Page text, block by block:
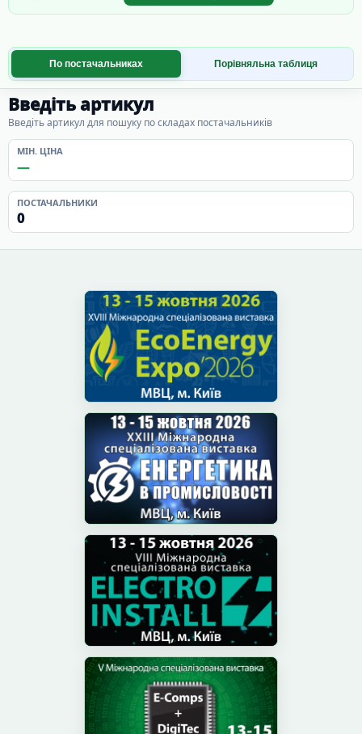
По постачальниках Порівняльна таблиця
Введіть артикул
Введіть артикул для пошуку по складах постачальників
МІН. ЦІНА
—
ПОСТАЧАЛЬНИКИ
0